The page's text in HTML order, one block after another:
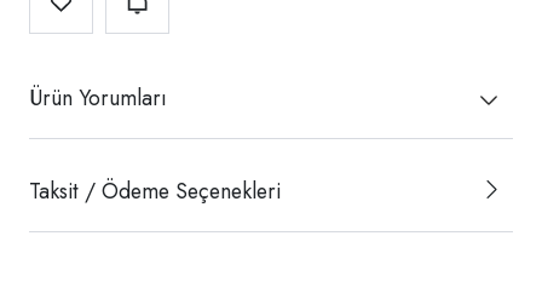
Ürün Yorumları
Taksit / Ödeme Seçenekleri